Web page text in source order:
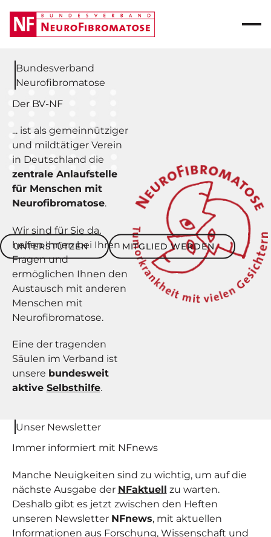
Bundesverband
Neurofibromatose
Der BV-NF
... ist als gemeinnütziger
und mildtätiger Verein
in Deutschland die
zentrale Anlaufstelle
für Menschen mit
Neurofibromatose.
Wir sind für Sie da,
helfen Ihnen bei Ihren
Fragen und
ermöglichen Ihnen den
Austausch mit anderen
Menschen mit
Neurofibromatose.
Eine der tragenden
Säulen im Verband ist
unsere bundesweit
aktive Selbsthilfe.
Unterstützen
UNTERSTÜTZEN Mitglied werden
MITGLIED WERDEN
Unser Newsletter
Immer informiert mit NFnews
Manche Neuigkeiten sind zu wichtig, um auf die
nächste Ausgabe der NFaktuell zu warten.
Deshalb gibt es jetzt zwischen den Heften
unseren Newsletter NFnews, mit aktuellen
Informationen aus Forschung, Wissenschaft und